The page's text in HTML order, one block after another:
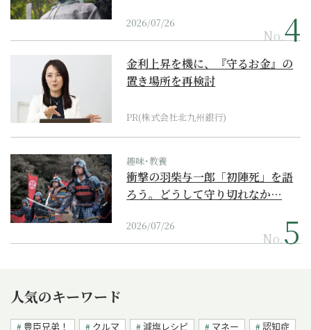
2026/07/26
No.
金利上昇を機に、『守るお金』の
置き場所を再検討
PR(株式会社北九州銀行)
趣味･教養
衝撃の羽柴与一郎「初陣死」を語
ろう。どうして守り切れなか…
2026/07/26
No.
人気のキーワード
豊臣兄弟！ クルマ 減塩レシピ マネー
認知症